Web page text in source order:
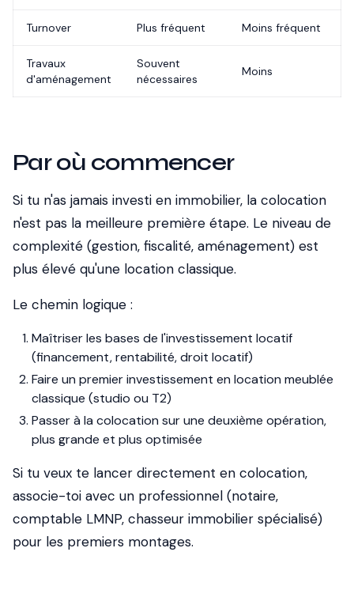
Turnover Plus fréquent Moins fréquent
Travaux
d'aménagement
Souvent
nécessaires
Moins
Par où commencer
Si tu n'as jamais investi en immobilier, la colocation
n'est pas la meilleure première étape. Le niveau de
complexité (gestion, fiscalité, aménagement) est
plus élevé qu'une location classique.
Le chemin logique :
Maîtriser les bases de l'investissement locatif
(financement, rentabilité, droit locatif)
Faire un premier investissement en location meublée
classique (studio ou T2)
Passer à la colocation sur une deuxième opération,
plus grande et plus optimisée
Si tu veux te lancer directement en colocation,
associe-toi avec un professionnel (notaire,
comptable LMNP, chasseur immobilier spécialisé)
pour les premiers montages.